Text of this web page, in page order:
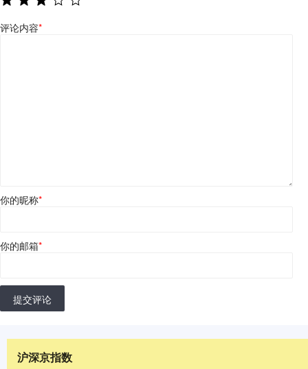
评论内容*
你的昵称*
你的邮箱*
提交评论
沪深京指数